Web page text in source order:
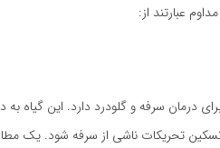
عبارتند از:
درمان سرفه و گلودرد دارد. این گیاه به
تحریکات ناشی از سرفه شود. یک